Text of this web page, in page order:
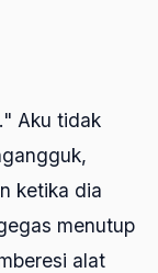
Aku tidak
ketika dia
menutup
alat